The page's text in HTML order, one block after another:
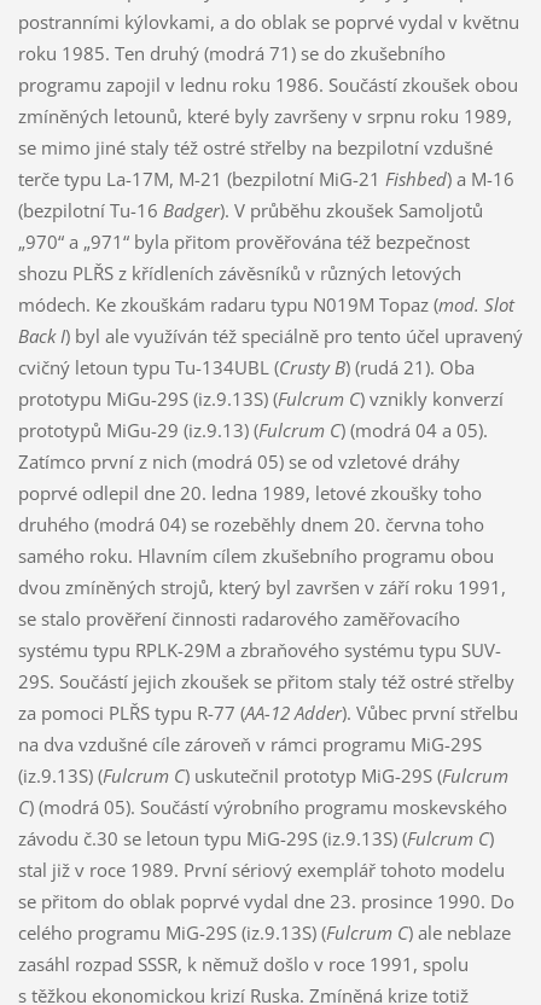
postranními kýlovkami, a do oblak se poprvé vydal v květnu
roku 1985. Ten druhý (modrá 71) se do zkušebního
programu zapojil v lednu roku 1986. Součástí zkoušek obou
zmíněných letounů, které byly završeny v srpnu roku 1989,
se mimo jiné staly též ostré střelby na bezpilotní vzdušné
terče typu La-17M, M-21 (bezpilotní MiG-21 Fishbed) a M-16
(bezpilotní Tu-16 Badger). V průběhu zkoušek Samoljotů
„970“ a „971“ byla přitom prověřována též bezpečnost
shozu PLŘS z křídleních závěsníků v různých letových
módech. Ke zkouškám radaru typu N019M Topaz (mod. Slot
Back I) byl ale využíván též speciálně pro tento účel upravený
cvičný letoun typu Tu-134UBL (Crusty B) (rudá 21). Oba
prototypu MiGu-29S (iz.9.13S) (Fulcrum C) vznikly konverzí
prototypů MiGu-29 (iz.9.13) (Fulcrum C) (modrá 04 a 05).
Zatímco první z nich (modrá 05) se od vzletové dráhy
poprvé odlepil dne 20. ledna 1989, letové zkoušky toho
druhého (modrá 04) se rozeběhly dnem 20. června toho
samého roku. Hlavním cílem zkušebního programu obou
dvou zmíněných strojů, který byl završen v září roku 1991,
se stalo prověření činnosti radarového zaměřovacího
systému typu RPLK-29M a zbraňového systému typu SUV-
29S. Součástí jejich zkoušek se přitom staly též ostré střelby
za pomoci PLŘS typu R-77 (AA-12 Adder). Vůbec první střelbu
na dva vzdušné cíle zároveň v rámci programu MiG-29S
(iz.9.13S) (Fulcrum C) uskutečnil prototyp MiG-29S (Fulcrum
C) (modrá 05). Součástí výrobního programu moskevského
závodu č.30 se letoun typu MiG-29S (iz.9.13S) (Fulcrum C)
stal již v roce 1989. První sériový exemplář tohoto modelu
se přitom do oblak poprvé vydal dne 23. prosince 1990. Do
celého programu MiG-29S (iz.9.13S) (Fulcrum C) ale neblaze
zasáhl rozpad SSSR, k němuž došlo v roce 1991, spolu
s těžkou ekonomickou krizí Ruska. Zmíněná krize totiž